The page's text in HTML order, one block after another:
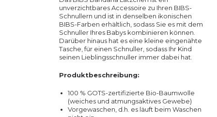
unverzichtbares Accessoire zu Ihren BIBS-
Schnullern und ist in denselben ikonischen
BIBS-Farben erhältlich, sodass Sie es mit dem
Schnuller Ihres Babys kombinieren können.
Darüber hinaus hat es eine kleine eingenähte
Tasche, für einen Schnuller, sodass Ihr Kind
seinen Lieblingsschnuller immer dabei hat.
Produktbeschreibung:
100 % GOTS-zertifizierte Bio-Baumwolle
(weiches und atmungsaktives Gewebe)
Vorgewaschen, d.h. es läuft beim Waschen